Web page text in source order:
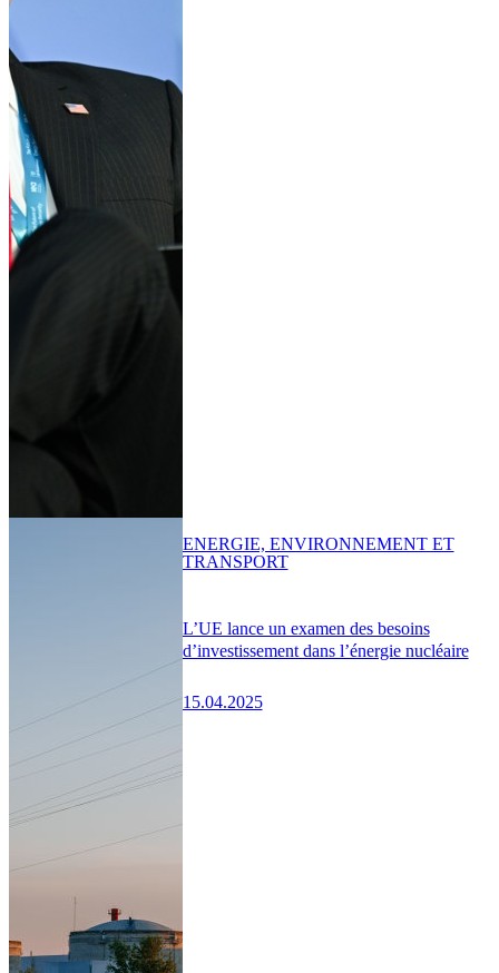
L’UE lance un examen des besoins
d’investissement dans l’énergie nucléaire
15.04.2025
ENERGIE, ENVIRONNEMENT ET
TRANSPORT